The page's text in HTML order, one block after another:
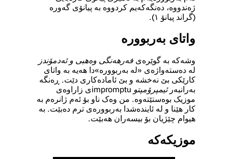
ژەندووە، دەنگەکەیم کردووە بە پیانۆی گەورە
(گراند پیانۆ ١).
واتای بەربوورە
وشەکە بە گوێرەی فەرهەنگی وەهبی و ئەدمۆندز
لە دەستەواژەی «لە بەربوورە»دا هەیە بە واتای
کارێکی بێ نەخشە و بێ ئامادەکاری دێت. ڕەنگە
بەرانبەرئیمپرۆمپتو impromptu
ی زاراوەی
موزیک بوەستێتەوە. من وەک ناو بۆ ئەم ژانرەم بە
کار هێنا و لە ئایندەشدا بەربوورەی ترم دەبێت. بە
هیوام چێژیان بۆ بیسەران هەبێت.
موزیکەکە